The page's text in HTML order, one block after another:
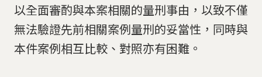
以全面審酌與本案相關的量刑事由，以致不僅
無法驗證先前相關案例量刑的妥當性，同時與
本件案例相互比較、對照亦有困難。